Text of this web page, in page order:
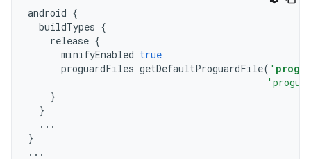
android {
buildTypes {
release {
minifyEnabled true
proguardFiles getDefaultProguardFile( '
}
}
...
}
...